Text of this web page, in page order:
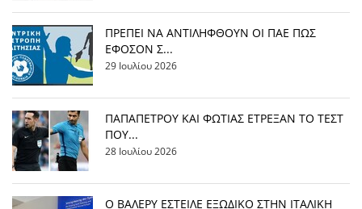
ΠΡΕΠΕΙ ΝΑ ΑΝΤΙΛΗΦΘΟΥΝ ΟΙ ΠΑΕ ΠΩΣ
ΕΦΟΣΟΝ Σ...
29 Ιουλίου 2026
ΠΑΠΑΠΕΤΡΟΥ ΚΑΙ ΦΩΤΙΑΣ ΕΤΡΕΞΑΝ ΤΟ ΤΕΣΤ
ΠΟΥ...
28 Ιουλίου 2026
Ο ΒΑΛΕΡΥ ΕΣΤΕΙΛΕ ΕΞΩΔΙΚΟ ΣΤΗΝ ΙΤΑΛΙΚΗ